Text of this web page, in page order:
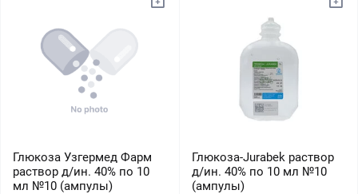
Глюкоза Узгермед Фарм
раствор д/ин. 40% по 10
мл №10 (ампулы)
Глюкоза-Jurabek раствор
д/ин. 40% по 10 мл №10
(ампулы)